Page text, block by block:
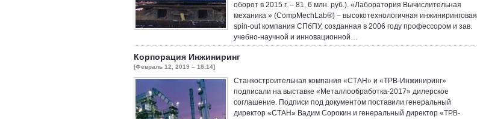
оборот в 2015 г. – 81, 6 млн. руб.). «Лаборатория Вычислительная
механика » (CompMechLab®) – высокотехнологичная инжиниринговая
spin-out компания СПбПУ, созданная в 2006 году профессором и зав.
учебно-научной и инновационной…
Корпорация Инжиниринг
[Февраль 12, 2019 – 18:14]
Станкостроительная компания «СТАН» и «ТРВ-Инжиниринг»
подписали на выставке «Металлообработка-2017» дилерское
соглашение. Подписи под документом поставили генеральный
директор «СТАН» Вадим Сорокин и генеральный директор «ТРВ-